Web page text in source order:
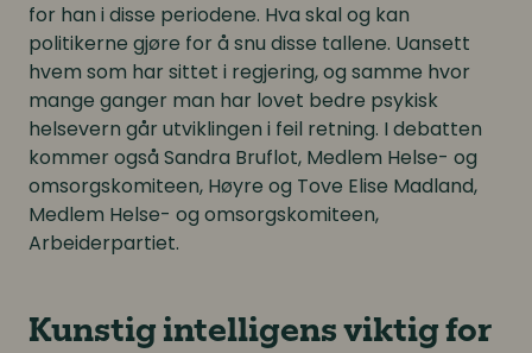
for han i disse periodene. Hva skal og kan
politikerne gjøre for å snu disse tallene. Uansett
hvem som har sittet i regjering, og samme hvor
mange ganger man har lovet bedre psykisk
helsevern går utviklingen i feil retning. I debatten
kommer også Sandra Bruflot, Medlem Helse- og
omsorgskomiteen, Høyre og Tove Elise Madland,
Medlem Helse- og omsorgskomiteen,
Arbeiderpartiet.
Kunstig intelligens viktig for